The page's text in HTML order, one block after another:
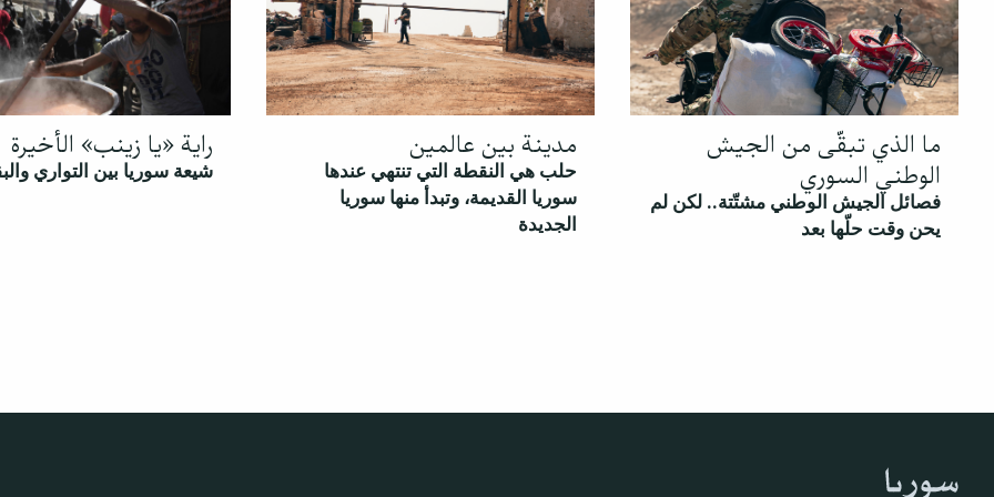
ما الذي تبقّى من الجيش
الوطني السوري
فصائل الجيش الوطني مشتّتة.. لكن لم
يحن وقت حلّها بعد
مدينة بين عالمين
حلب هي النقطة التي تنتهي عندها
سوريا القديمة، وتبدأ منها سوريا
الجديدة
راية «يا زينب» الأخيرة
شيعة سوريا بين التواري